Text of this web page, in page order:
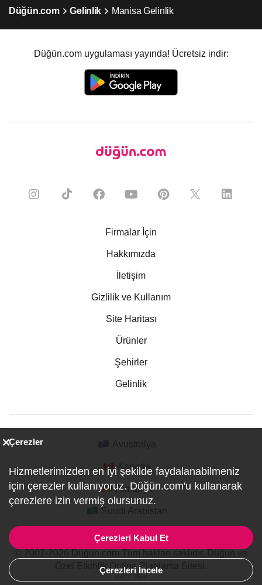
Düğün.com Gelinlik Manisa Gelinlik
Düğün.com uygulaması yayında! Ücretsiz indir:
Firmalar İçin
Hakkımızda
İletişim
Gizlilik ve Kullanım
Site Haritası
Ürünler
Şehirler
Gelinlik
Kanada
Almanya
Özel Etkinlik Online Planlama Sitesi.
Çerezler
Hizmetlerimizden en iyi şekilde faydalanabilmeniz
için çerezler kullanıyoruz. Düğün.com'u kullanarak
çerezlere izin vermiş olursunuz.
Çerezleri Kabul Et
Çerezleri İncele